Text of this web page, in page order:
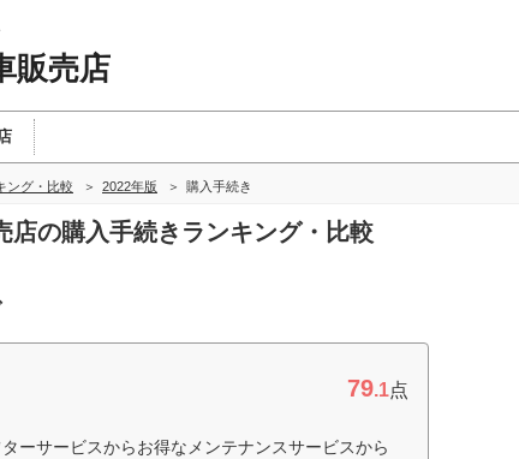
販売店
ング・比較 2022年版 購入手続き
店の購入手続きランキング・比較
79.1点
ーサービスからお得なメンテナンスサービスから